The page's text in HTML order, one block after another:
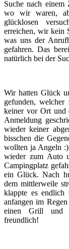
Suche nach
wo wir waren,
glücklosen
erreichen, wir kein
was uns der
gefahren. Das
natürlich bei der
Wir hatten Glück
gefunden, welcher
keiner vor Ort und
Anmeldung
wieder keiner
bisschen die
wollten ja Angeln
wieder zum Auto
Campingplatz
ein Glück. Nach
dem mittlerweile
klappte es
anfangen im
einen Grill und
freundlich!